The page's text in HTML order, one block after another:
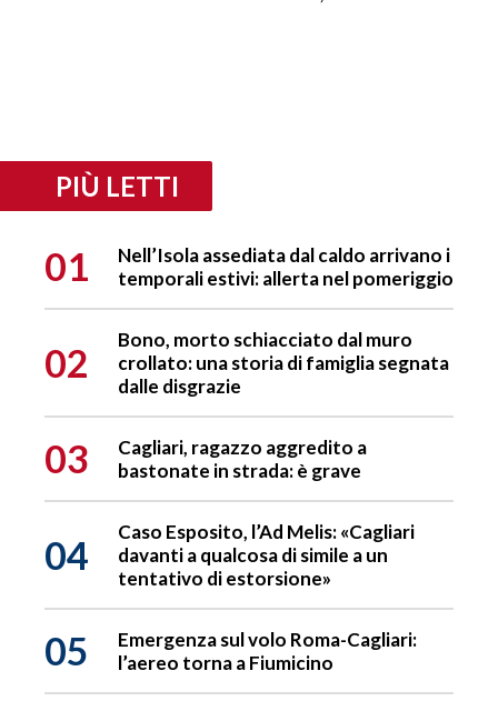
PIÙ LETTI
01
Nell’Isola assediata dal caldo arrivano i
temporali estivi: allerta nel pomeriggio
02
Bono, morto schiacciato dal muro
crollato: una storia di famiglia segnata
dalle disgrazie
03
Cagliari, ragazzo aggredito a
bastonate in strada: è grave
04
Caso Esposito, l’Ad Melis: «Cagliari
davanti a qualcosa di simile a un
tentativo di estorsione»
05
Emergenza sul volo Roma-Cagliari:
l’aereo torna a Fiumicino